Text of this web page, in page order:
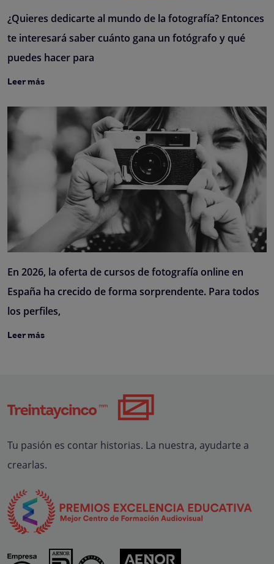
¿Quieres dedicarte al mundo de la fotografía? Entonces
te interesará saber cuánto gana un fotógrafo y qué
puedes hacer para
Leer más
En 2026, la oferta de cursos de fotografía online en
España ha crecido de forma sorprendente. Para todos
los perfiles,
Leer más
Tu pasión es contar historias. La nuestra, ayudarte a
crearlas.